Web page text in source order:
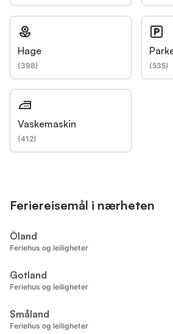
Hage
(398) (535)
Vaskemaskin
(412)
Feriereisemål i nærheten
Öland
Feriehus og leiligheter
Gotland
Feriehus og leiligheter
Småland
Feriehus og leiligheter